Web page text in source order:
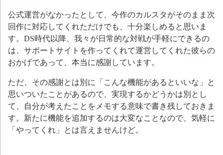
公式運営がなかったとして、今作のカルスタがそのまま次
回作に対応してくれただけでも、十分楽しめると思いま
す。DS時代以降、我々が日常的な対戦が手軽にできるの
は、サポートサイトを作ってくれて運営してくれた彼らの
おかげであって、本当に感謝しています。
ただ、その感謝とは別に「こんな機能があるといいな」と
思いついたことがあるので、実現するかどうかは別とし
て、自分が考えたことをメモする意味で書き残しておきま
す。新たに機能を追加するのは大変なことなので、気軽に
「やってくれ」とは言えませんけど。